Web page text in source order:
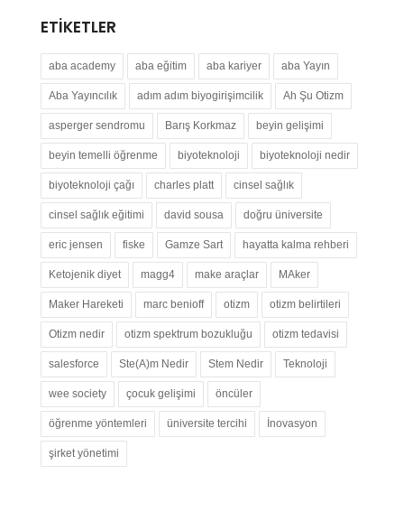
ETIKETLER
aba academy aba eğitim aba kariyer aba Yayın
Aba Yayıncılık adım adım biyogirişimcilik Ah Şu Otizm
asperger sendromu Barış Korkmaz beyin gelişimi
beyin temelli öğrenme biyoteknoloji biyoteknoloji nedir
biyoteknoloji çağı charles platt cinsel sağlık
cinsel sağlık eğitimi david sousa doğru üniversite
eric jensen fiske Gamze Sart hayatta kalma rehberi
Ketojenik diyet magg4 make araçlar MAker
Maker Hareketi marc benioff otizm otizm belirtileri
Otizm nedir otizm spektrum bozukluğu otizm tedavisi
salesforce Ste(A)m Nedir Stem Nedir Teknoloji
wee society çocuk gelişimi öncüler
öğrenme yöntemleri üniversite tercihi İnovasyon
şirket yönetimi